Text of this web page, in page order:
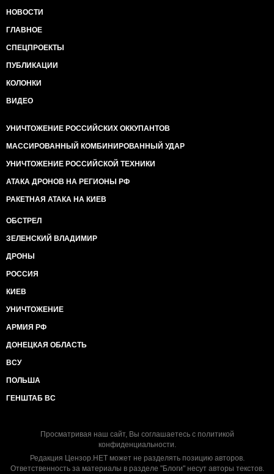
Армии и готовимся к праздникам", - пише Пономар.
НОВОСТИ
ГЛАВНОЕ
СПЕЦПРОЕКТЫ
ПУБЛИКАЦИИ
КОЛОНКИ
ВИДЕО
УНИЧТОЖЕНИЕ РОССИЙСКИХ ОККУПАНТОВ
МАССИРОВАННЫЙ КОМБИНИРОВАННЫЙ УДАР
УНИЧТОЖЕНИЕ РОССИЙСКОЙ ТЕХНИКИ
АТАКА ДРОНОВ НА РЕГИОНЫ РФ
РАКЕТНАЯ АТАКА НА КИЕВ
ОБСТРЕЛ
ЗЕЛЕНСКИЙ ВЛАДИМИР
ДРОНЫ
РОССИЯ
КИЕВ
УНИЧТОЖЕНИЕ
АРМИЯ РФ
ДОНЕЦКАЯ ОБЛАСТЬ
ВСУ
ПОЛЬША
ГЕНШТАБ ВС
Просматривая наш сайт, Вы соглашаетесь с политикой
конфиденциальности.
Редакция Цензор.НЕТ может не разделять позицию авторов.
Ответственность за материалы в разделе "Блоги" несут авторы текстов.